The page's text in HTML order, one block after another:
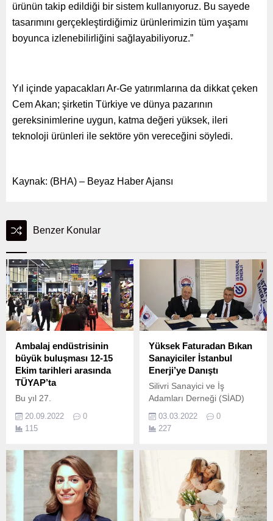
ürünün takip edildiği bir sistem kullanıyoruz. Bu sayede
tasarımını gerçekleştirdiğimiz ürünlerimizin tüm yaşamı
boyunca izlenebilirliğini sağlayabiliyoruz.”
Yıl içinde yapacakları Ar-Ge yatırımlarına da dikkat çeken
Cem Akan; şirketin Türkiye ve dünya pazarının
gereksinimlerine uygun, katma değeri yüksek, ileri
teknoloji ürünleri ile sektöre yön vereceğini söyledi.
Kaynak: (BHA) – Beyaz Haber Ajansı
Benzer Konular
Ambalaj endüstrisinin
büyük buluşması 12-15
Ekim tarihleri arasında
TÜYAP’ta
Bu yıl 27.
20.09.2022
0
115
Yüksek Faturadan Bıkan
Sanayiciler İstanbul
Enerji’ye Danıştı
Silivri Sanayici ve İş
Adamları Derneği (SİAD)
üyeleri, İstanbul Enerji ile bir
araya gelerek yüksek gelen
faturalarda ne tür
03.03.2022
0
227